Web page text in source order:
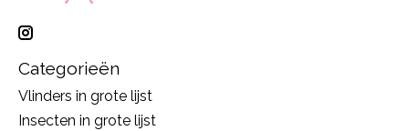
Categorieën
Vlinders in grote lijst
Insecten in grote lijst